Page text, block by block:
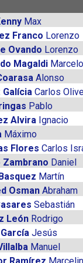
Max
Franco Lorenzo
Ovando Lorenzo
Magaldi Marcelo
Alonso
Galícia Carlos
Pablo
Alvira Ignacio
Máximo
Flores Carlos
Zambrano Daniel
Martín
Osman Abraham
Sebastián
León Rodrigo
Jesús
Manuel